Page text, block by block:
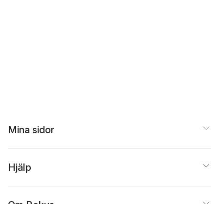
Mina sidor
Hjälp